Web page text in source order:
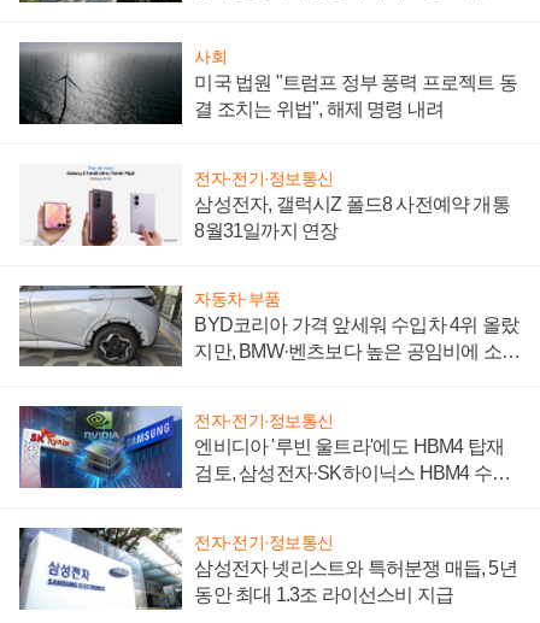
사회
미국 법원 "트럼프 정부 풍력 프로젝트 동
결 조치는 위법", 해제 명령 내려
전자·전기·정보통신
삼성전자, 갤럭시Z 폴드8 사전예약 개통
8월31일까지 연장
자동차·부품
BYD코리아 가격 앞세워 수입차 4위 올랐
지만, BMW·벤츠보다 높은 공임비에 소비
전자·전기·정보통신
엔비디아 '루빈 울트라'에도 HBM4 탑재
검토, 삼성전자·SK하이닉스 HBM4 수율
전자·전기·정보통신
삼성전자 넷리스트와 특허분쟁 매듭, 5년
동안 최대 1.3조 라이선스비 지급